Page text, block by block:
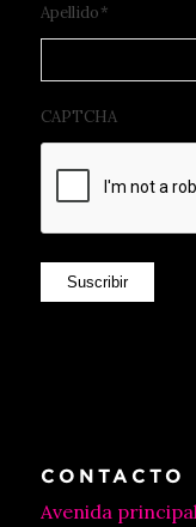
Apellido*
CAPTCHA
Suscribir
CONTACTO
Avenida